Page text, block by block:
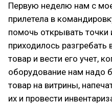
Первую неделю нам с
прилетела в
помочь открывать точки
приходилось
товар и вести его учет,
оборудование нам надо
товар на витрины,
их и провести